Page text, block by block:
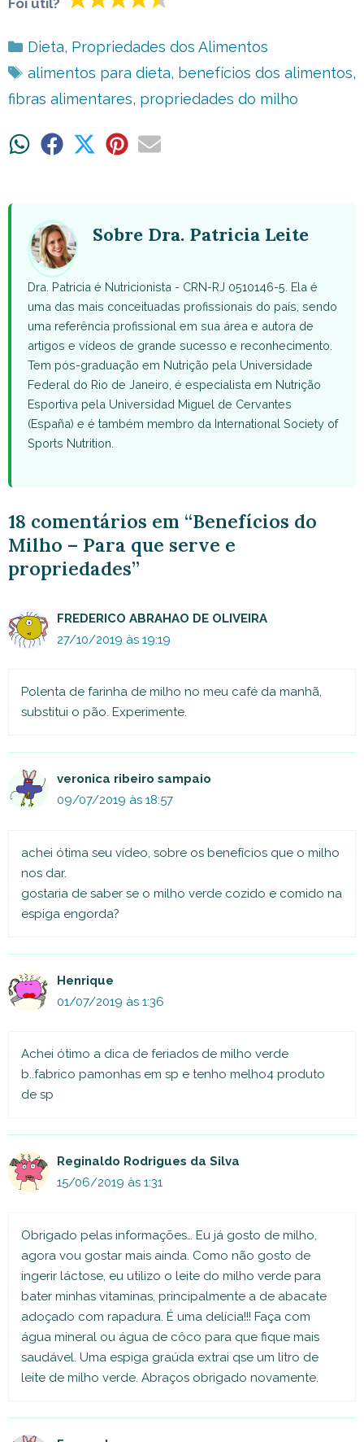
Categorias
Dieta, Propriedades dos Alimentos
Tags
alimentos para dieta, benefícios dos alimentos,
fibras alimentares, propriedades do milho
ShareShare ShareShareShare
Sobre Dra. Patricia Leite
Dra. Patricia é Nutricionista - CRN-RJ 0510146-5. Ela é
uma das mais conceituadas profissionais do país, sendo
uma referência profissional em sua área e autora de
artigos e vídeos de grande sucesso e reconhecimento.
Tem pós-graduação em Nutrição pela Universidade
Federal do Rio de Janeiro, é especialista em Nutrição
Esportiva pela Universidad Miguel de Cervantes
(España) e é também membro da International Society of
Sports Nutrition.
18 comentários em “Benefícios do
Milho – Para que serve e
propriedades”
FREDERICO ABRAHAO DE OLIVEIRA
27/10/2019 às 19:19
Polenta de farinha de milho no meu café da manhã,
substitui o pão. Experimente.
veronica ribeiro sampaio
09/07/2019 às 18:57
achei ótima seu vídeo, sobre os benefícios que o milho
nos dar.
gostaria de saber se o milho verde cozido e comido na
espiga engorda?
Henrique
01/07/2019 às 1:36
Achei ótimo a dica de feriados de milho verde
b..fabrico pamonhas em sp e tenho melho4 produto
de sp
Reginaldo Rodrigues da Silva
15/06/2019 às 1:31
Obrigado pelas informações… Eu já gosto de milho,
agora vou gostar mais ainda. Como não gosto de
ingerir láctose, eu utilizo o leite do milho verde para
bater minhas vitaminas, principalmente a de abacate
adoçado com rapadura. É uma delícia!!! Faça com
água mineral ou água de côco para que fique mais
saudável. Uma espiga graúda extrai qse um litro de
leite de milho verde. Abraços obrigado novamente.